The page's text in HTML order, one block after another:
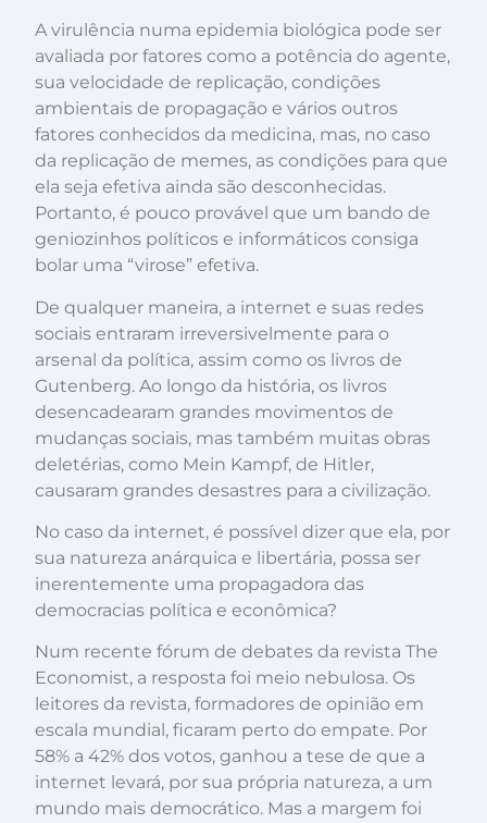
A virulência numa epidemia biológica pode ser
avaliada por fatores como a potência do agente,
sua velocidade de replicação, condições
ambientais de propagação e vários outros
fatores conhecidos da medicina, mas, no caso
da replicação de memes, as condições para que
ela seja efetiva ainda são desconhecidas.
Portanto, é pouco provável que um bando de
geniozinhos políticos e informáticos consiga
bolar uma “virose” efetiva.
De qualquer maneira, a internet e suas redes
sociais entraram irreversivelmente para o
arsenal da política, assim como os livros de
Gutenberg. Ao longo da história, os livros
desencadearam grandes movimentos de
mudanças sociais, mas também muitas obras
deletérias, como Mein Kampf, de Hitler,
causaram grandes desastres para a civilização.
No caso da internet, é possível dizer que ela, por
sua natureza anárquica e libertária, possa ser
inerentemente uma propagadora das
democracias política e econômica?
Num recente fórum de debates da revista The
Economist, a resposta foi meio nebulosa. Os
leitores da revista, formadores de opinião em
escala mundial, ficaram perto do empate. Por
58% a 42% dos votos, ganhou a tese de que a
internet levará, por sua própria natureza, a um
mundo mais democrático. Mas a margem foi